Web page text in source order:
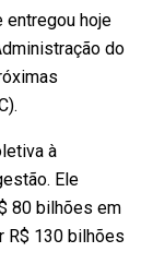
entregou hoje
do
à
Ele
80 bilhões em
R$ 130 bilhões